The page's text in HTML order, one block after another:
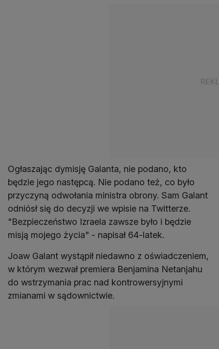
Ogłaszając dymisję Galanta, nie podano, kto
będzie jego następcą. Nie podano też, co było
przyczyną odwołania ministra obrony. Sam Galant
odniósł się do decyzji we wpisie na Twitterze.
"Bezpieczeństwo Izraela zawsze było i będzie
Joaw Galant wystąpił niedawno z oświadczeniem,
w którym wezwał premiera Benjamina Netanjahu
do wstrzymania prac nad kontrowersyjnymi
zmianami w sądownictwie.